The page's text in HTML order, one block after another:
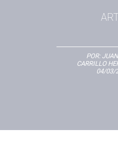
POR:
CARRILLO
04/03/